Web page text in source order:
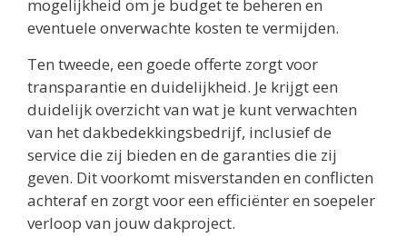
mogelijkheid om je budget te beheren en
eventuele onverwachte kosten te vermijden.
Ten tweede, een goede offerte zorgt voor
transparantie en duidelijkheid. Je krijgt een
duidelijk overzicht van wat je kunt verwachten
van het dakbedekkingsbedrijf, inclusief de
service die zij bieden en de garanties die zij
geven. Dit voorkomt misverstanden en conflicten
achteraf en zorgt voor een efficiënter en soepeler
verloop van jouw dakproject.